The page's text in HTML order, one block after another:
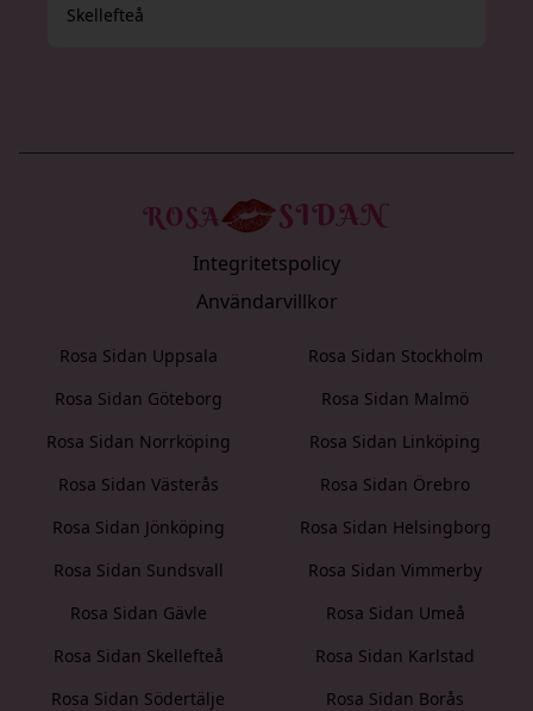
Skellefteå
Integritetspolicy
Användarvillkor
Rosa Sidan Uppsala
Rosa Sidan Stockholm
Rosa Sidan Göteborg
Rosa Sidan Malmö
Rosa Sidan Norrköping
Rosa Sidan Linköping
Rosa Sidan Västerås
Rosa Sidan Örebro
Rosa Sidan Jönköping
Rosa Sidan Helsingborg
Rosa Sidan Sundsvall
Rosa Sidan Vimmerby
Rosa Sidan Gävle
Rosa Sidan Umeå
Rosa Sidan Skellefteå
Rosa Sidan Karlstad
Rosa Sidan Södertälje
Rosa Sidan Borås